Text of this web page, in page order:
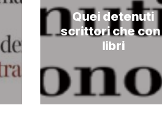
Quei detenuti
scrittori checon
libri